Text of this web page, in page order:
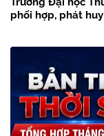
phối hợp, phát